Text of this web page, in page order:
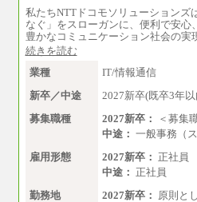
※試用期間中の給与
※経験・能力を考慮
たします。
私たちNTTドコモソリューションズ
なぐ」をスローガンに、便利で安心
豊かなコミュニケーション社会の実
続きを読む
業種
IT/情報通信
新卒／中途
2027新卒(既卒3年
募集職種
2027新卒：
＜募集
中途： 一般事務（
雇用形態
2027新卒： 正社員
中途： 正社員
勤務地
2027新卒：
原則と